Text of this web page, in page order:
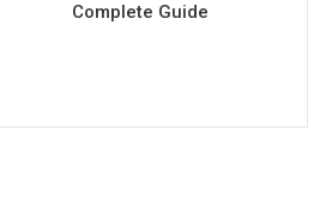
Complete Guide